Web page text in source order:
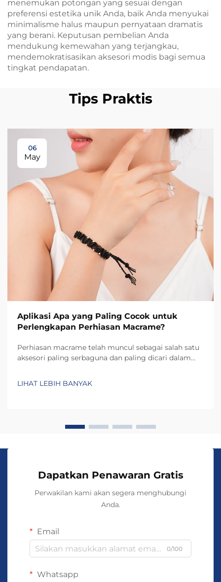
menemukan potongan yang sesuai dengan
preferensi estetika unik Anda, baik Anda menyukai
minimalisme halus maupun pernyataan dramatis
yang berani. Keputusan pembelian Anda
mendukung kemewahan yang terjangkau,
mendemokratisasikan aksesori modis bagi semua
tingkat pendapatan.
Tips Praktis
06
May
Aplikasi Apa yang Paling Cocok untuk
Perlengkapan Perhiasan Macrame?
Perhiasan macrame telah muncul sebagai salah satu
aksesori paling serbaguna dan paling dicari dalam
hingga acara seremonial khusus. Memahami aplikasi
LIHAT LEBIH BANYAK
Dapatkan Penawaran Gratis
Perwakilan kami akan segera menghubungi
Anda.
Email
0/100
Whatsapp